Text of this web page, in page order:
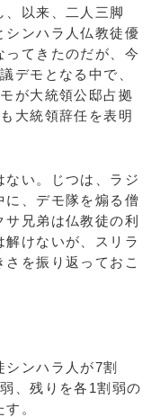
、以来、二人三脚
シンハラ人仏教徒優
ってきたのだが、今
デモとなる中で、
が大統領公邸占拠
大統領辞任を表明
い。じつは、ラジ
に、デモ隊を煽る僧
兄弟は仏教徒の利
けないが、スリラ
を振り返っておこ
ンハラ人が7割
、残りを各1割弱の
。